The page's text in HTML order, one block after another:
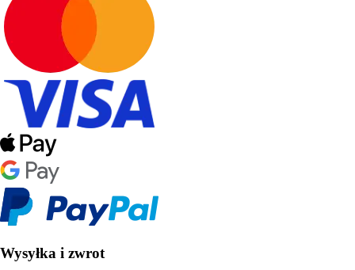
Wysyłka i zwrot